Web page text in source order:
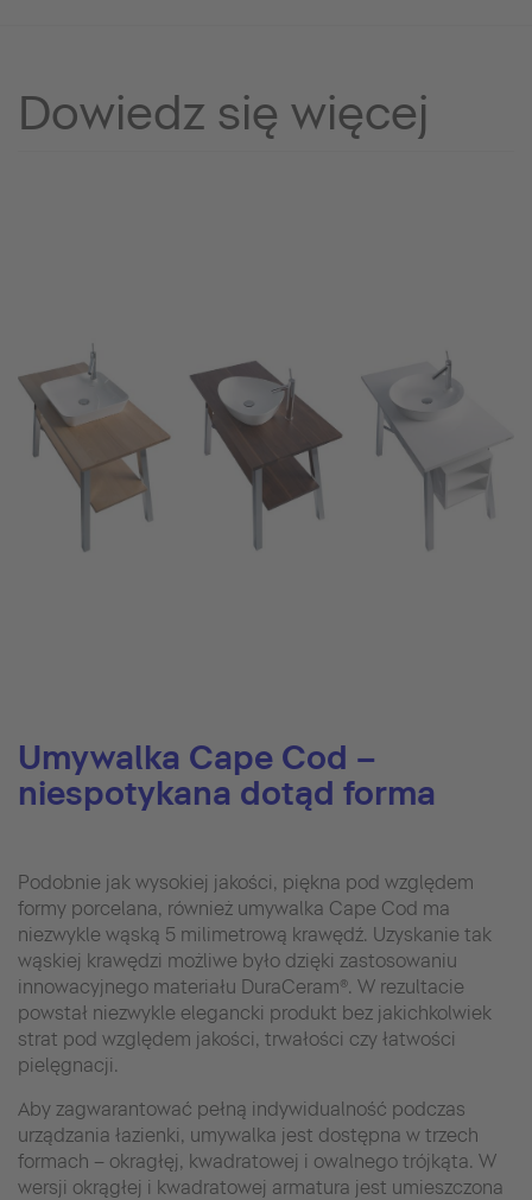
Dowiedz się więcej
Umywalka Cape Cod –
niespotykana dotąd forma
Podobnie jak wysokiej jakości, piękna pod względem
formy porcelana, również umywalka Cape Cod ma
niezwykle wąską 5 milimetrową krawędź. Uzyskanie tak
wąskiej krawędzi możliwe było dzięki zastosowaniu
innowacyjnego materiału DuraCeram®. W rezultacie
powstał niezwykle elegancki produkt bez jakichkolwiek
strat pod względem jakości, trwałości czy łatwości
pielęgnacji.
Aby zagwarantować pełną indywidualność podczas
urządzania łazienki, umywalka jest dostępna w trzech
formach – okragłęj, kwadratowej i owalnego trójkąta. W
wersji okrągłej i kwadratowej armatura jest umieszczona